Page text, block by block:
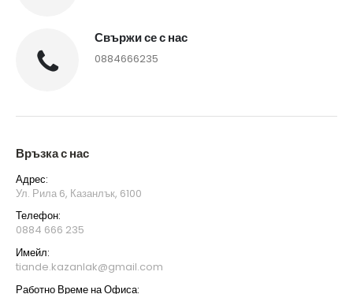
Свържи се с нас
0884666235
Връзка с нас
Адрес:
Ул. Рила 6, Казанлък, 6100
Телефон:
0884 666 235
Имейл:
tiande.kazanlak@gmail.com
Работно Време на Офиса: